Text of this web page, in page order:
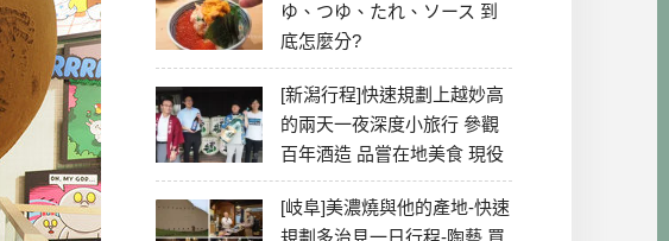
ゆ、つゆ、たれ、ソース 到
底怎麼分?
[新潟行程]快速規劃上越妙高
的兩天一夜深度小旅行 參觀
百年酒造 品嘗在地美食 現役
最老牌電影院
[岐阜]美濃燒與他的產地-快速
規劃多治見一日行程-陶藝 買